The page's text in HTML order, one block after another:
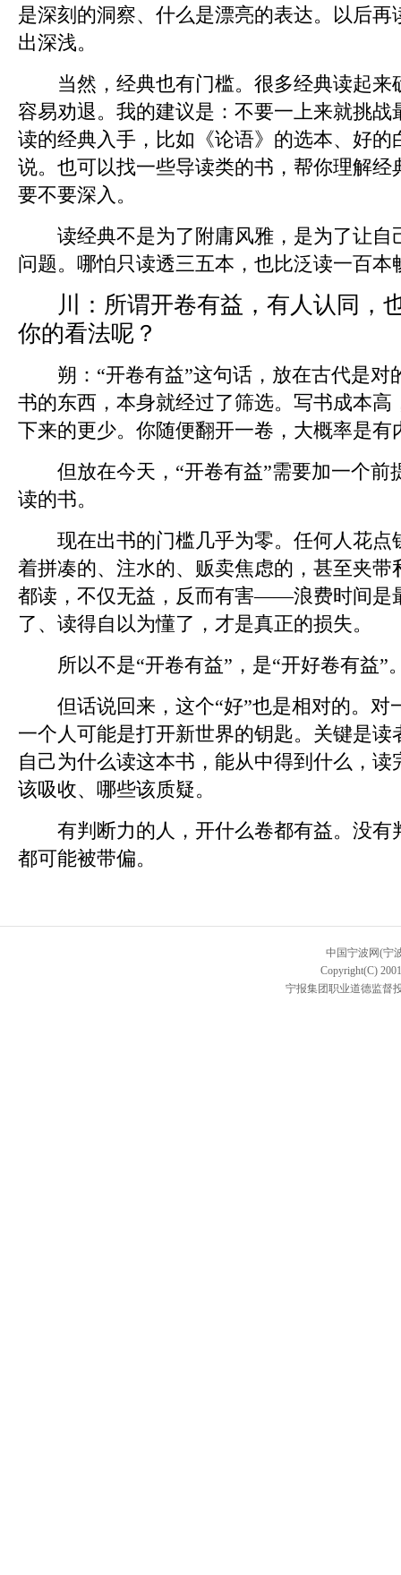
是深刻的洞察、什么是漂亮的表达。以后再
出深浅。
当然，经典也有门槛。很多经典读起来
容易劝退。我的建议是：不要一上来就挑战
读的经典入手，比如《论语》的选本、好的
说。也可以找一些导读类的书，帮你理解经
要不要深入。
读经典不是为了附庸风雅，是为了让自
问题。哪怕只读透三五本，也比泛读一百本
川： 所谓开卷有益，有人认同，
你的看法呢？
朔： “开卷有益”这句话，放在古代是
书的东西，本身就经过了筛选。写书成本高
下来的更少。你随便翻开一卷，大概率是有
但放在今天，“开卷有益”需要加一个前
读的书。
现在出书的门槛几乎为零。任何人花点
着拼凑的、注水的、贩卖焦虑的，甚至夹带
都读，不仅无益，反而有害——浪费时间是
了、读得自以为懂了，才是真正的损失。
所以不是“开卷有益”，是“开好卷有益”
但话说回来，这个“好”也是相对的。对
一个人可能是打开新世界的钥匙。关键是
自己为什么读这本书，能从中得到什么，
该吸收、哪些该质疑。
有判断力的人，开什么卷都有益。没有
都可能被带偏。
中国宁波网(宁
Copyright(C)
宁报集团职业道德监督